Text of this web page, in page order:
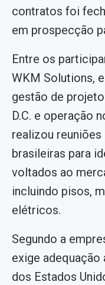
contratos foi
em prospecção
Entre os
WKM Solutions,
gestão de
D.C. e operação
realizou
brasileiras para
voltados ao
incluindo pisos,
elétricos.
Segundo a
exige
dos Estados